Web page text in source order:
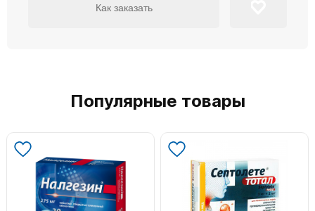
Как заказать
Популярные товары